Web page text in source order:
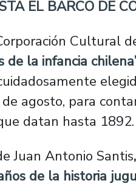
EL BARCO DE
Cultural
de la infancia
agosto, para
datan hasta 1892.
Juan Antonio Santis
de la historia